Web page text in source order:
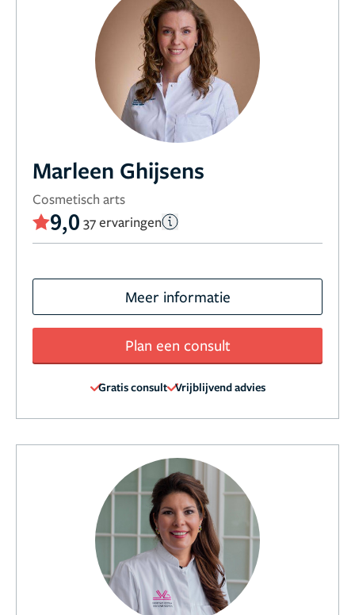
Marleen Ghijsens
Cosmetisch arts
9,0 37 ervaringen
Meer informatie
Plan een consult
Gratis consult Vrijblijvend advies